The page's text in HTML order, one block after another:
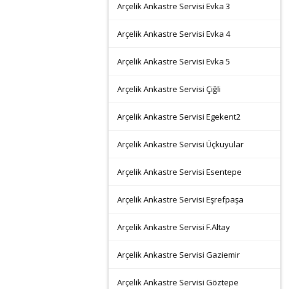
Arçelik Ankastre Servisi Evka 3
Arçelik Ankastre Servisi Evka 4
Arçelik Ankastre Servisi Evka 5
Arçelik Ankastre Servisi Çiğli
Arçelik Ankastre Servisi Egekent2
Arçelik Ankastre Servisi Üçkuyular
Arçelik Ankastre Servisi Esentepe
Arçelik Ankastre Servisi Eşrefpaşa
Arçelik Ankastre Servisi F.Altay
Arçelik Ankastre Servisi Gaziemir
Arçelik Ankastre Servisi Göztepe